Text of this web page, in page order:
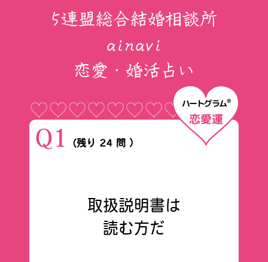
5連盟総合結婚相談所
ainavi
恋愛・婚活占い
ハートグラム®
恋愛運
Q1 （残り 24 問 ）
取扱説明書は
読む方だ